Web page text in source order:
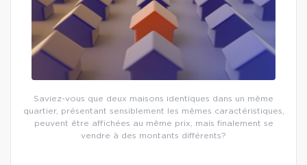
Saviez-vous que deux maisons identiques dans un même
quartier, présentant sensiblement les mêmes caractéristiques,
peuvent être affichées au même prix, mais finalement se
vendre à des montants différents?